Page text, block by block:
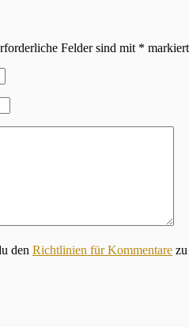
Felder sind mit * markiert
den Richtlinien für Kommentare zu